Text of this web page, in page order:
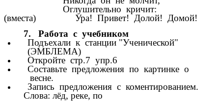
Оглушительно кричит:
(вместа) Ура! Привет! Долой! Домой!
7. Работа с учебником
Подъехали к станции "Ученической"
(ЭМБЛЕМА)
Откройте стр.7 упр.6
Составьте предложения по картинке о
весне.
Запись предложения с коментированием.
Слова: лёд, реке, по